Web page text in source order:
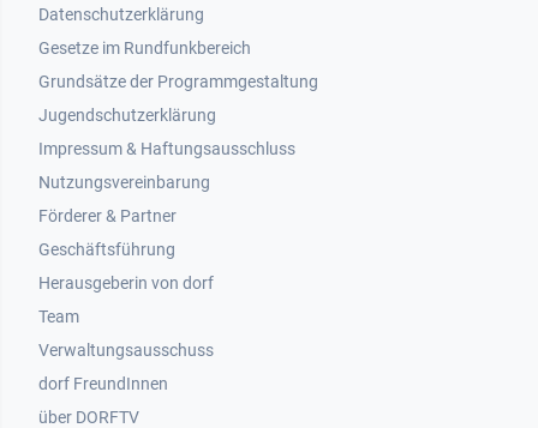
Datenschutzerklärung
Gesetze im Rundfunkbereich
Grundsätze der Programmgestaltung
Jugendschutzerklärung
Impressum & Haftungsausschluss
Nutzungsvereinbarung
Footer 2
Förderer & Partner
Geschäftsführung
Herausgeberin von dorf
Team
Verwaltungsausschuss
dorf FreundInnen
Footer 3
über DORFTV